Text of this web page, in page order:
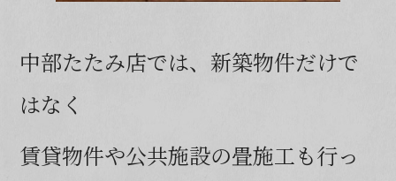
中部たたみ店では、新築物件だけで
はなく
賃貸物件や公共施設の畳施工も行っ